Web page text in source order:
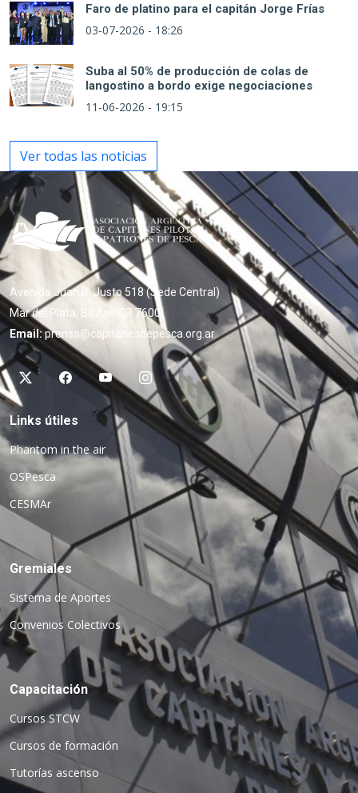
Faro de platino para el capitán Jorge Frías
03-07-2026 - 18:26
Suba al 50% de producción de colas de
langostino a bordo exige negociaciones
11-06-2026 - 19:15
Ver todas las noticias
Avenida Juan B. Justo 518 (Sede Central)
Mar del Plata, Bs As - CP 7600
Email: prensa@capitanesdepesca.org.ar
Links útiles
Phantom in the air
OSPesca
CESMAr
Gremiales
Sistema de Aportes
Convenios Colectivos
Capacitación
Cursos STCW
Cursos de formación
Tutorías ascenso